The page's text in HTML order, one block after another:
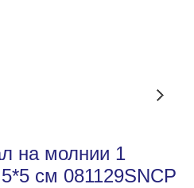
на молнии 1
см 081129SNCP